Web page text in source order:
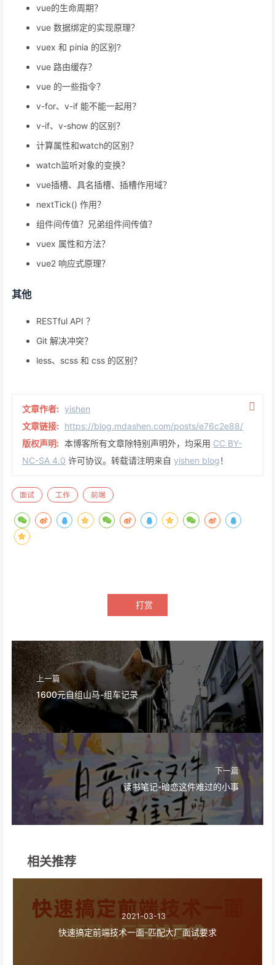
vue的生命周期？
vue 数据绑定的实现原理？
vuex 和 pinia 的区别?
vue 路由缓存？
vue 的一些指令？
v-for、v-if 能不能一起用？
v-if、v-show 的区别？
计算属性和watch的区别？
watch监听对象的变换？
vue插槽、具名插槽、插槽作用域？
nextTick() 作用？
组件间传值？兄弟组件间传值？
vuex 属性和方法？
vue2 响应式原理？
其他
RESTful API ？
Git 解决冲突？
less、scss 和 css 的区别？
文章作者: yishen
文章链接: https://blog.mdashen.com/posts/e76c2e88/
版权声明: 本博客所有文章除特别声明外，均采用 CC BY-
NC-SA 4.0 许可协议。转载请注明来自 yishen blog！
面试 工作 前端
打赏
上一篇
1600元自组山马-组车记录
下一篇
读书笔记-暗恋这件难过的小事
相关推荐
2021-03-13
快速搞定前端技术一面-匹配大厂面试要求